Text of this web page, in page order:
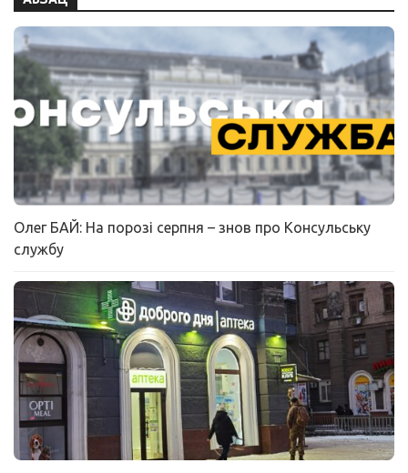
Олег БАЙ: На порозі серпня – знов про Консульську
службу